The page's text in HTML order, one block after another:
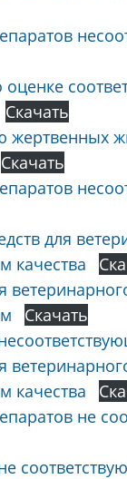
Скачать
Скачать
для
качества
Скачать
качества
не